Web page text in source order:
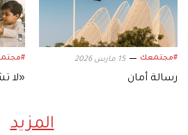
#مجتمعك 15 مارس 2026
رسالة أمان «لا
المزيد